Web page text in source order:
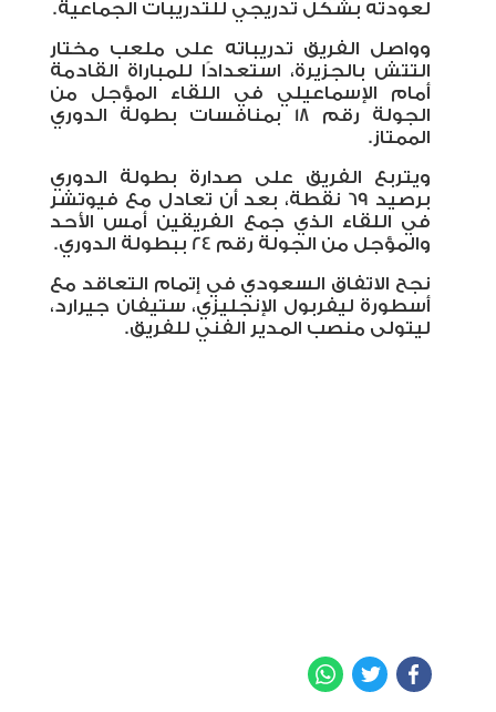
لعودته بشكل تدريجي للتدريبات الجماعية.
وواصل الفريق تدريباته على ملعب مختار
التتش بالجزيرة، استعدادًا للمباراة القادمة
أمام الإسماعيلي في اللقاء المؤجل من
الجولة رقم 18 بمنافسات بطولة الدوري
الممتاز.
ويتربع الفريق على صدارة بطولة الدوري
برصيد 69 نقطة، بعد أن تعادل مع فيوتشر
في اللقاء الذي جمع الفريقين أمس الأحد
والمؤجل من الجولة رقم 24 ببطولة الدوري.
نجح الاتفاق السعودي في إتمام التعاقد مع
أسطورة ليفربول الإنجليزي، ستيفان جيرارد،
ليتولى منصب المدير الفني للفريق.
Facebook
Twitter